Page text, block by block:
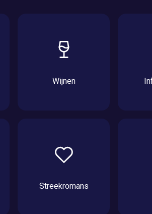
Wijnen
Streekromans